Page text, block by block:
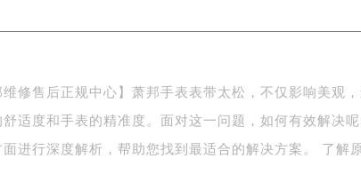
号绿地双子塔（中央广场）A1座办公楼14层07室（需提
心写字楼（万象城）15层1508室（需提前预约）
际中心写字楼A塔7层704室（需提前预约）
维修售后正规中心】萧邦手表表带太松，不仅影响美观
舒适度和手表的精准度。面对这一问题，如何有效解决
面进行深度解析，帮助您找到最适合的解决方案。 了解原因